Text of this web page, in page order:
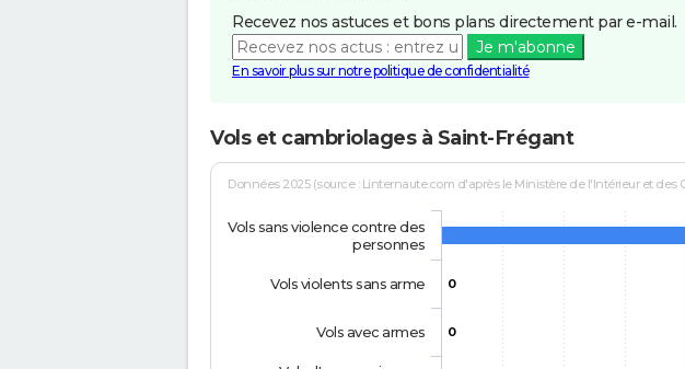
Recevez nos astuces et bons plans directement par e-mail.
Je m'abonne
En savoir plus sur notre politique de confidentialité
Vols et cambriolages à Saint-Frégant
Données 2025 (source : Linternaute.com d'après le Ministère de l'Intérieur et des
0
0
Vols sans violence contre des
personnes
Vols violents sans arme
Vols avec armes